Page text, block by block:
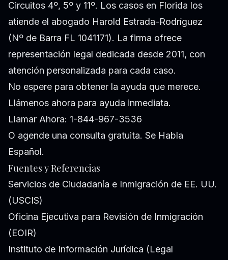
Circuitos 4º, 5º y 11º. Los casos en Florida los
atiende el abogado Harold Estrada-Rodríguez
(Nº de Barra FL 1041171). La firma ofrece
representación legal dedicada desde 2011, con
atención personalizada para cada caso.
No espere para obtener la ayuda que merece.
Llámenos ahora para ayuda inmediata.
Llamar Ahora: 1-844-967-3536
O agende una consulta gratuita. Se Habla
Español.
Fuentes y Referencias
Servicios de Ciudadanía e Inmigración de EE. UU.
(USCIS)
Oficina Ejecutiva para Revisión de Inmigración
(EOIR)
Instituto de Información Jurídica (Legal